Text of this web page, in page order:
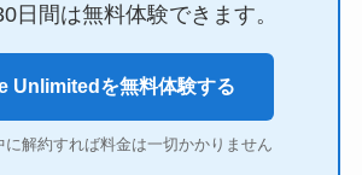
日間は無料体験できます。
Unlimitedを無料体験する
解約すれば料金は一切かかりません